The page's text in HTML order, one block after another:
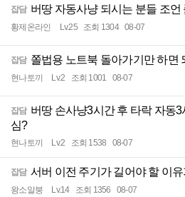
잡담 버땅 자동사냥 되시는 분들 조언
황제온라인 Lv.25 조회 1304 08-07
잡담 쫄법용 노트북 돌아가기만 하면
현나토끼 Lv.2 조회 1001 08-07
잡담 버땅 손사냥3시간 후 타락 자동3
심?
현나토끼 Lv.2 조회 1538 08-07
잡담 서버 이전 주기가 길어야 할 이
왕소알붕 Lv.14 조회 1356 08-07